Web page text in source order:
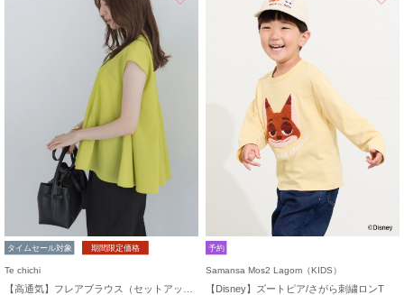
タイムセール対象 期間限定価格
Te chichi
予約
Samansa Mos2 Lagom（KIDS）
【Disney】ズートピア/さがら刺繍ロンT